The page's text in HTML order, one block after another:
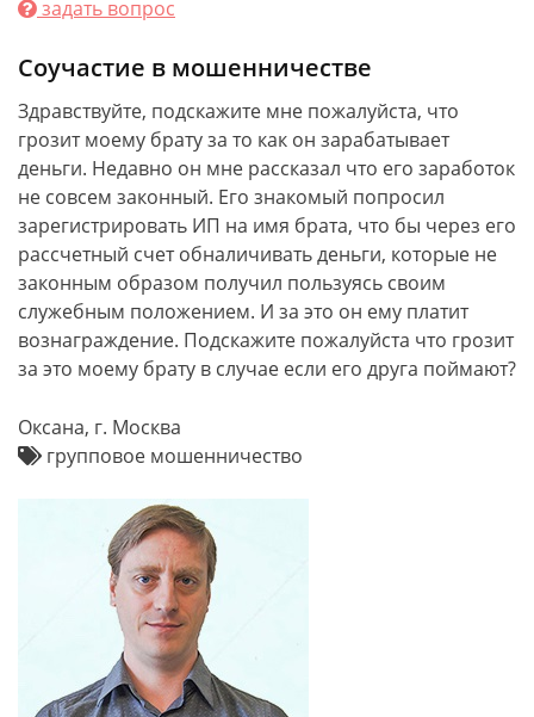
задать вопрос
Соучастие в мошенничестве
Здравствуйте, подскажите мне пожалуйста, что
грозит моему брату за то как он зарабатывает
деньги. Недавно он мне рассказал что его заработок
не совсем законный. Его знакомый попросил
зарегистрировать ИП на имя брата, что бы через его
рассчетный счет обналичивать деньги, которые не
законным образом получил пользуясь своим
служебным положением. И за это он ему платит
вознаграждение. Подскажите пожалуйста что грозит
за это моему брату в случае если его друга поймают?
Оксана, г. Москва
групповое мошенничество